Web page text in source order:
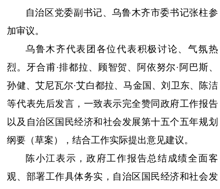
自治区党委副书记、乌鲁木齐市委书记张柱参
加审议。
乌鲁木齐代表团各位代表积极讨论、气氛热
烈。牙合甫·排都拉、顾智贺、阿依努尔·阿巴斯、
孙健、艾尼瓦尔·艾白都拉、马金国、刘卫东、陈洁
等代表先后发言，一致表示完全赞同政府工作报告
以及自治区国民经济和社会发展第十五个五年规划
纲要（草案），结合工作实际提出意见建议。
陈小江表示，政府工作报告总结成绩全面客
观、部署工作具体务实，自治区国民经济和社会发